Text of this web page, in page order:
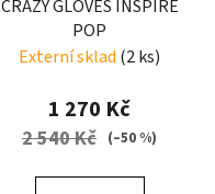
CRAZY GLOVES INSPIRE
POP
Externí sklad (2 ks)
1 270 Kč
2 540 Kč (–50 %)